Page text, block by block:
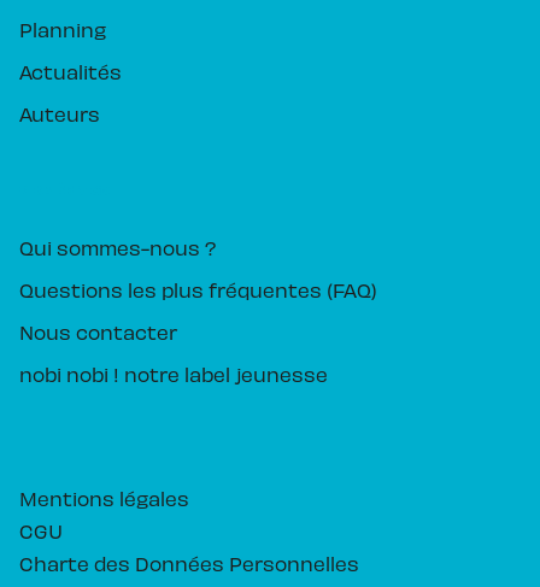
Planning
Actualités
Auteurs
Qui sommes-nous ?
Questions les plus fréquentes (FAQ)
Nous contacter
nobi nobi ! notre label jeunesse
Mentions légales
CGU
Charte des Données Personnelles